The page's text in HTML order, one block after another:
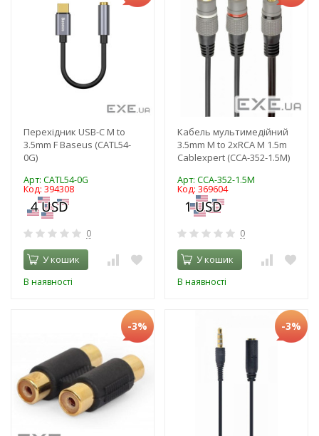
Перехідник USB-C M to
3.5mm F Baseus (CATL54-
0G)
Арт: CATL54-0G
Код: 394308
0
У кошик
В наявності
Кабель мультимедійний
3.5mm M to 2xRCA M 1.5m
Cablexpert (CCA-352-1.5M)
Арт: CCA-352-1.5M
Код: 369604
0
У кошик
В наявності
-3% -3%